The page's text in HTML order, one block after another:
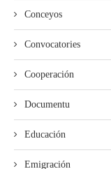
Conceyos
Convocatories
Cooperación
Documentu
Educación
Emigración